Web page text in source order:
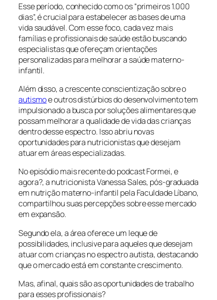
Esse período, conhecido como os “primeiros 1.000
dias”, é crucial para estabelecer as bases de uma
vida saudável. Com esse foco, cada vez mais
famílias e profissionais de saúde estão buscando
especialistas que ofereçam orientações
personalizadas para melhorar a saúde materno-
infantil.
Além disso, a crescente conscientização sobre o
autismoe outros distúrbios do desenvolvimento tem
impulsionado a busca por soluções alimentares que
possam melhorar a qualidade de vida das crianças
dentro desse espectro. Isso abriu novas
oportunidades para nutricionistas que desejam
atuar em áreas especializadas.
No episódio mais recente do podcastFormei, e
agora?, a nutricionista Vanessa Sales, pós-graduada
em nutrição materno-infantil pela Faculdade Líbano,
compartilhou suas percepções sobre esse mercado
em expansão.
Segundo ela, a área oferece um leque de
possibilidades, inclusive para aqueles que desejam
atuar com crianças no espectro autista, destacando
que o mercado está em constante crescimento.
Mas, afinal, quais são as oportunidades de trabalho
para esses profissionais?